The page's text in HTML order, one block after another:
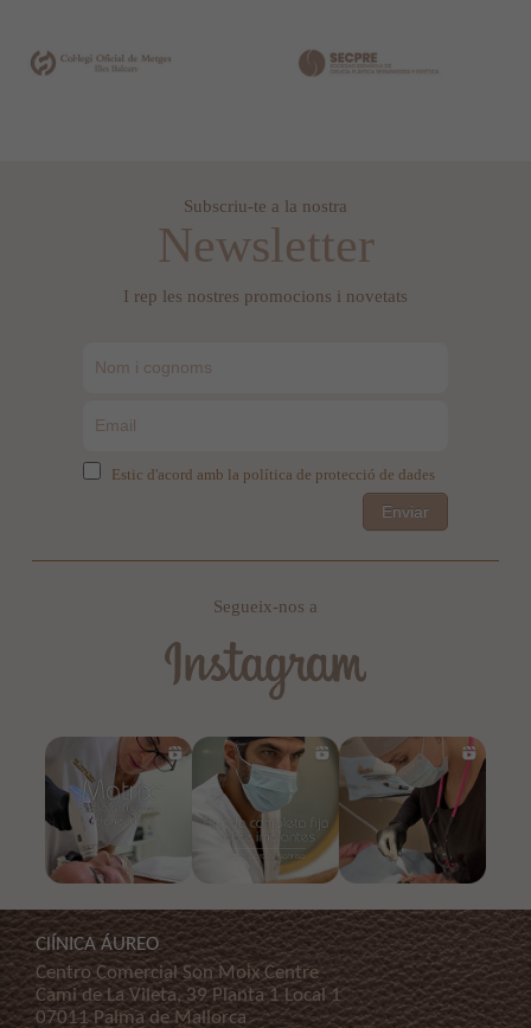
Subscriu-te a la nostra
Newsletter
I rep les nostres promocions i novetats
Estic d'acord amb la política de protecció de dades
Enviar
Segueix-nos a
ClÍNICA ÁUREO
Centro Comercial Son Moix Centre
Cami de La Vileta, 39 Planta 1 Local 1
07011 Palma de Mallorca